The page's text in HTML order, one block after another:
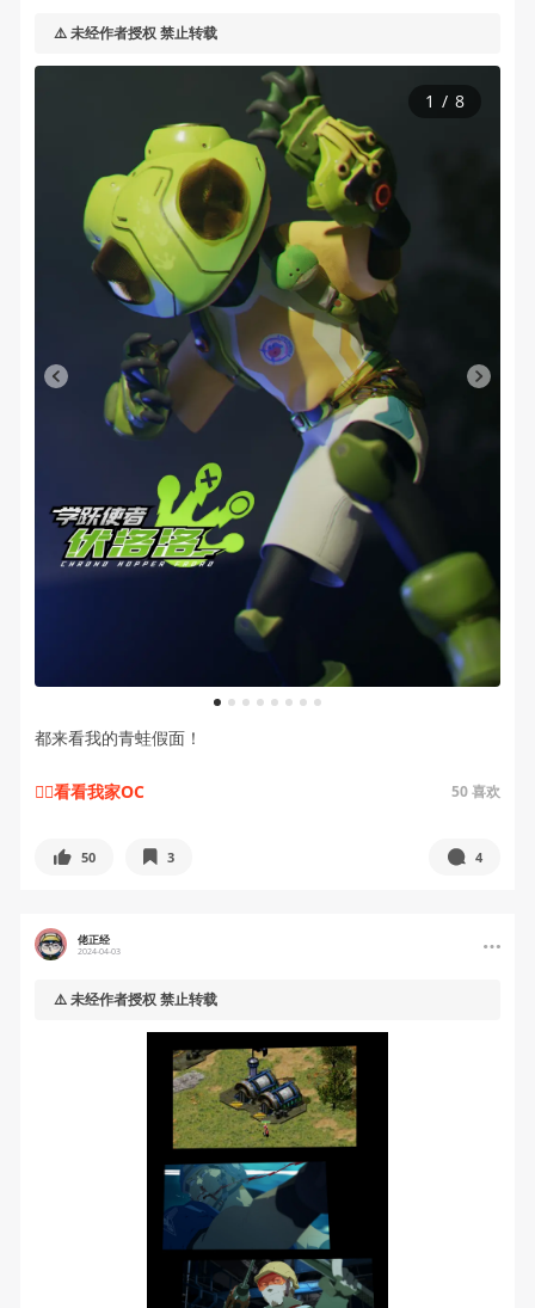
⚠️ 未经作者授权 禁止转载
1 2 3 4 5 6 7 8
1 / 8
都来看我的青蛙假面！
🧚‍♀️看看我家OC 50喜欢
50 3 4
佬正经
2024-04-03
⚠️ 未经作者授权 禁止转载